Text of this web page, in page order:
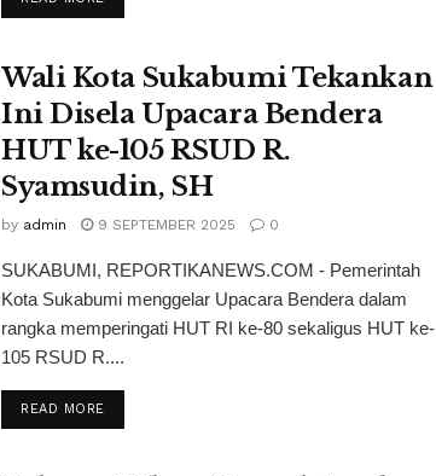
Wali Kota Sukabumi Tekankan
Ini Disela Upacara Bendera
HUT ke-105 RSUD R.
Syamsudin, SH
by admin 9 SEPTEMBER 2025 0
SUKABUMI, REPORTIKANEWS.COM - Pemerintah
Kota Sukabumi menggelar Upacara Bendera dalam
rangka memperingati HUT RI ke-80 sekaligus HUT ke-
105 RSUD R....
READ MORE